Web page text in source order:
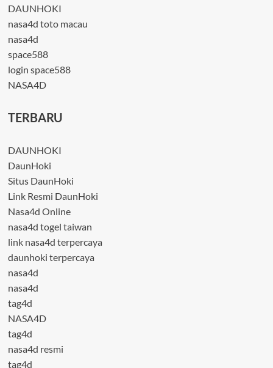
DAUNHOKI
nasa4d toto macau
nasa4d
space588
login space588
NASA4D
TERBARU
DAUNHOKI
DaunHoki
Situs DaunHoki
Link Resmi DaunHoki
Nasa4d Online
nasa4d togel taiwan
link nasa4d terpercaya
daunhoki terpercaya
nasa4d
nasa4d
tag4d
NASA4D
tag4d
nasa4d resmi
tag4d